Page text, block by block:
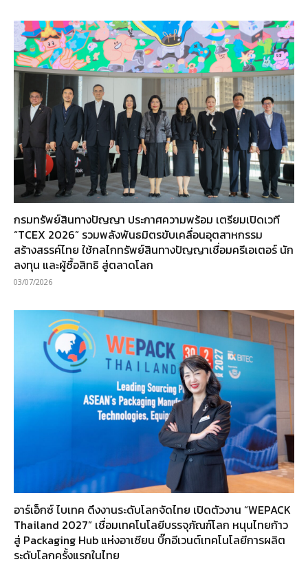
กรมทรัพย์สินทางปัญญา ประกาศความพร้อม เตรียมเปิดเวที
“TCEX 2026” รวมพลังพันธมิตรขับเคลื่อนอุตสาหกรรม
สร้างสรรค์ไทย ใช้กลไกทรัพย์สินทางปัญญาเชื่อมครีเอเตอร์ นัก
ลงทุน และผู้ซื้อสิทธิ สู่ตลาดโลก
03/07/2026
อาร์เอ็กซ์ ไบเทค ดึงงานระดับโลกจัดไทย เปิดตัวงาน “WEPACK
Thailand 2027” เชื่อมเทคโนโลยีบรรจุภัณฑ์โลก หนุนไทยก้าว
สู่ Packaging Hub แห่งอาเซียน บิ๊กอีเวนต์เทคโนโลยีการผลิต
ระดับโลกครั้งแรกในไทย